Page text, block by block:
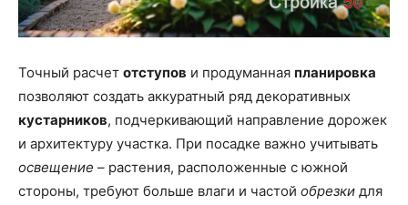
Точный расчет отступов и продуманная планировка
позволяют создать аккуратный ряд декоративных
кустарников, подчеркивающий направление дорожек
и архитектуру участка. При посадке важно учитывать
освещение – растения, расположенные с южной
стороны, требуют больше влаги и частой обрезки для